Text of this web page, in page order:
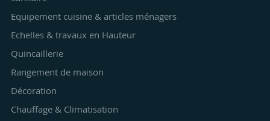
Equipement cuisine & articles ménagers
Echelles & travaux en Hauteur
Quincaillerie
Rangement de maison
Décoration
Chauffage & Climatisation